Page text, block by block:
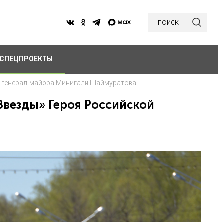
поиск
СПЕЦПРОЕКТЫ
майора Минигали Шаймуратова
Героя Российской